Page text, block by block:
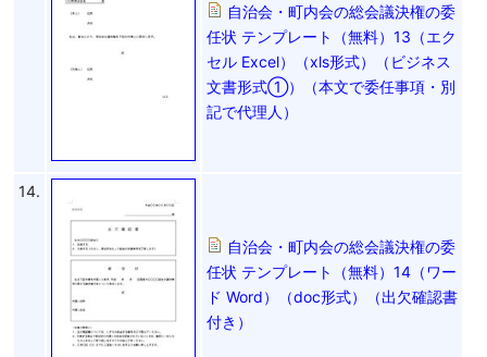
自治会・町内会の総会議決権の委
任状 テンプレート（無料）13（エク
セル Excel）（xls形式）（ビジネス
文書形式①）（本文で委任事項・別
記で代理人）
14.
自治会・町内会の総会議決権の委
任状 テンプレート（無料）14（ワー
ド Word）（doc形式）（出欠確認書
付き）